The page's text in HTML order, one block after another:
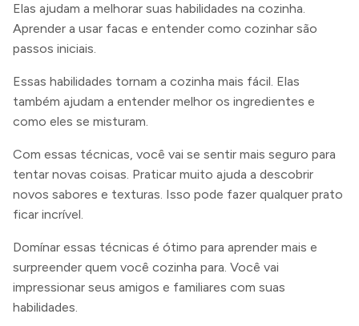
Elas ajudam a melhorar suas habilidades na cozinha.
Aprender a usar facas e entender como cozinhar são
passos iniciais.
Essas habilidades tornam a cozinha mais fácil. Elas
também ajudam a entender melhor os ingredientes e
como eles se misturam.
Com essas técnicas, você vai se sentir mais seguro para
tentar novas coisas. Praticar muito ajuda a descobrir
novos sabores e texturas. Isso pode fazer qualquer prato
ficar incrível.
Domínar essas técnicas é ótimo para aprender mais e
surpreender quem você cozinha para. Você vai
impressionar seus amigos e familiares com suas
habilidades.